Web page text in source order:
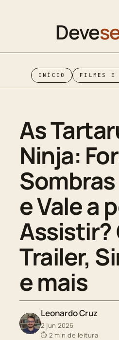
Deve
INÍCIO FILMES E
As
Ninja:
Sombras
e Vale a
Assistir?
Trailer,
e mais
Leonardo Cruz
2 jun 2026
⏱ 2 min de leitura